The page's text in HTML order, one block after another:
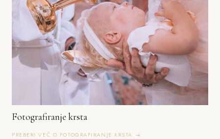
Fotografiranje krsta
PREBERI VEČ O FOTOGRAFIRANJE KRSTA →